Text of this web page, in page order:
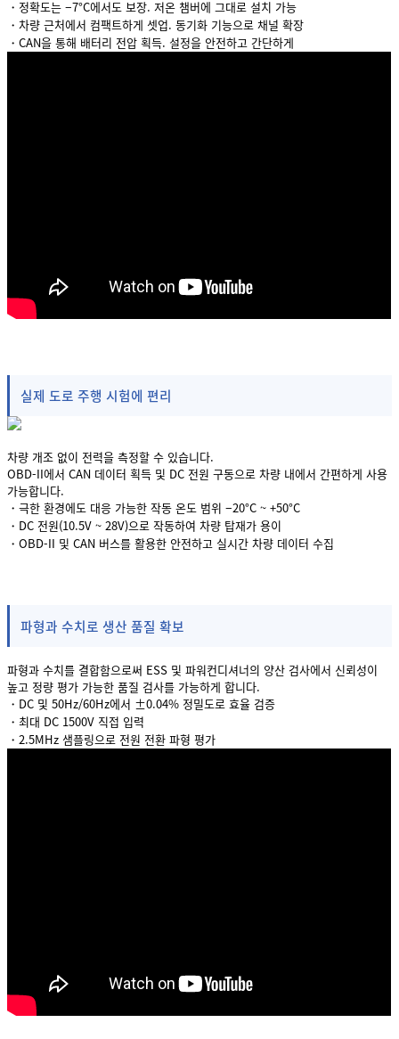
・정확도는 −7°C에서도 보장. 저온 챔버에 그대로 설치 가능
・차량 근처에서 컴팩트하게 셋업. 동기화 기능으로 채널 확장
・CAN을 통해 배터리 전압 획득. 설정을 안전하고 간단하게
실제 도로 주행 시험에 편리
차량 개조 없이 전력을 측정할 수 있습니다.
OBD-II에서 CAN 데이터 획득 및 DC 전원 구동으로 차량 내에서 간편하게 사용
가능합니다.
・극한 환경에도 대응 가능한 작동 온도 범위 −20°C ~ +50°C
・DC 전원(10.5V ~ 28V)으로 작동하여 차량 탑재가 용이
・OBD-II 및 CAN 버스를 활용한 안전하고 실시간 차량 데이터 수집
파형과 수치로 생산 품질 확보
파형과 수치를 결합함으로써 ESS 및 파워컨디셔너의 양산 검사에서 신뢰성이
높고 정량 평가 가능한 품질 검사를 가능하게 합니다.
・DC 및 50Hz/60Hz에서 ±0.04% 정밀도로 효율 검증
・최대 DC 1500V 직접 입력
・2.5MHz 샘플링으로 전원 전환 파형 평가